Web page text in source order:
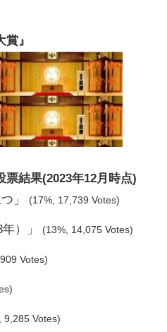
』
結果(2023年12月時点)
」
(17%, 17,739 Votes)
）」 (13%, 14,075 Votes)
Votes)
9,285 Votes)